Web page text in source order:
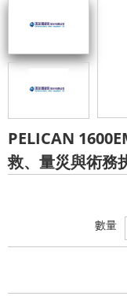
PELICAN
救、量災與術務
數量